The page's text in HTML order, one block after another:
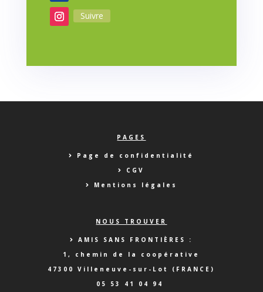
Suivre
PAGES
Page de confidentialité
CGV
Mentions légales
NOUS TROUVER
AMIS SANS FRONTIÈRES :
1, chemin de la coopérative
47300 Villeneuve-sur-Lot (FRANCE)
05 53 41 04 94